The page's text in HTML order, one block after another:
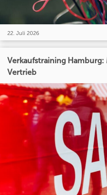
22. Juli 2026
Verkaufstraining Hamburg:
Vertrieb